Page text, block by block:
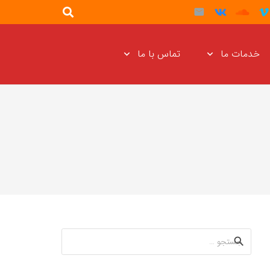
خدمات ما تماس با ما
جستجو
برای: